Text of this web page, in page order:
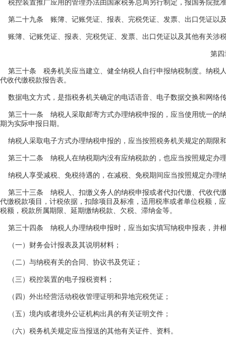
税控装置推广应用的管理办法由国家税务总局另行制定，报国务院批
第二十九条 账簿、记账凭证、报表、完税凭证、发票、出口凭证以
账簿、记账凭证、报表、完税凭证、发票、出口凭证以及其他有关涉
第四
第三十条 税务机关应当建立、健全纳税人自行申报纳税制度。纳税
代收代缴税款报告表。
数据电文方式，是指税务机关确定的电话语音、电子数据交换和网络
第三十一条 纳税人采取邮寄方式办理纳税申报的，应当使用统一的
期为实际申报日期。
纳税人采取电子方式办理纳税申报的，应当按照税务机关规定的期限
第三十二条 纳税人在纳税期内没有应纳税款的，也应当按照规定办
纳税人享受减税、免税待遇的，在减税、免税期间应当按照规定办理
第三十三条 纳税人、扣缴义务人的纳税申报或者代扣代缴、代收代
代缴税款项目，计税依据，扣除项目及标准，适用税率或者单位税额，
税额，税款所属期限、延期缴纳税款、欠税、滞纳金等。
第三十四条 纳税人办理纳税申报时，应当如实填写纳税申报表，并
（一）财务会计报表及其说明材料；
（二）与纳税有关的合同、协议书及凭证；
（三）税控装置的电子报税资料；
（四）外出经营活动税收管理证明和异地完税凭证；
（五）境内或者境外公证机构出具的有关证明文件；
（六）税务机关规定应当报送的其他有关证件、资料。